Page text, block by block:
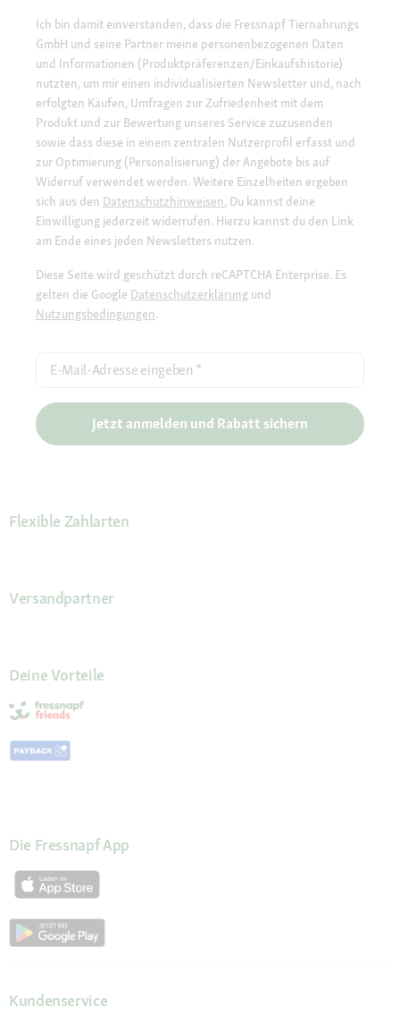
Ich bin damit einverstanden, dass die Fressnapf Tiernahrungs
GmbH und seine Partner meine personenbezogenen Daten
und Informationen (Produktpräferenzen/Einkaufshistorie)
nutzten, um mir einen individualisierten Newsletter und, nach
erfolgten Käufen, Umfragen zur Zufriedenheit mit dem
Produkt und zur Bewertung unseres Service zuzusenden
sowie dass diese in einem zentralen Nutzerprofil erfasst und
zur Optimierung (Personalisierung) der Angebote bis auf
Widerruf verwendet werden. Weitere Einzelheiten ergeben
sich aus den Datenschutzhinweisen. Du kannst deine
Einwilligung jederzeit widerrufen. Hierzu kannst du den Link
am Ende eines jeden Newsletters nutzen.
Diese Seite wird geschützt durch reCAPTCHA Enterprise. Es
gelten die Google Datenschutzerklärung und
Nutzungsbedingungen.
E-Mail-Adresse eingeben *
Jetzt anmelden und Rabatt sichern
Flexible Zahlarten
Versandpartner
Deine Vorteile
Die Fressnapf App
Kundenservice